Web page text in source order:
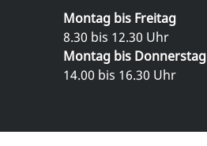
Montag bis Freitag
8.30 bis 12.30 Uhr
Montag bis Donnerstag
14.00 bis 16.30 Uhr